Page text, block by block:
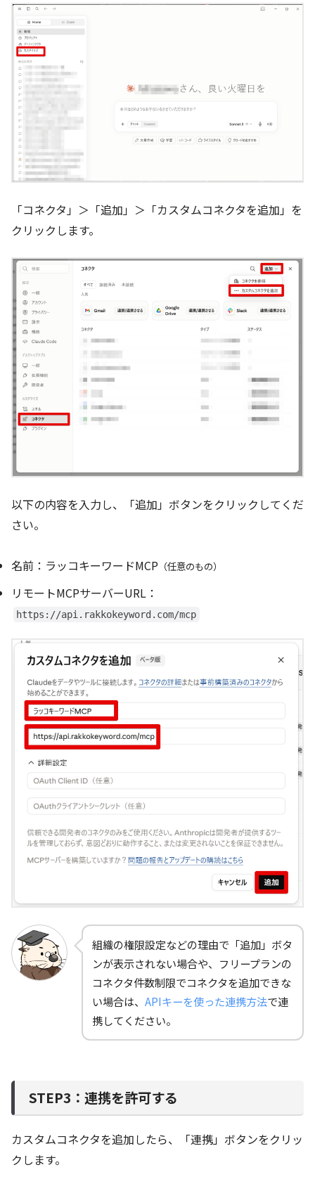
「コネクタ」＞「追加」＞「カスタムコネクタを追加」を
クリックします。
以下の内容を入力し、「追加」ボタンをクリックしてくだ
さい。
名前：ラッコキーワードMCP （任意のもの）
リモートMCPサーバーURL：
https://api.rakkokeyword.com/mcp
組織の権限設定などの理由で「追加」ボタ
ンが表示されない場合や、フリープランの
コネクタ件数制限でコネクタを追加できな
い場合は、 APIキーを使った連携方法で連
携してください。
STEP3：連携を許可する
カスタムコネクタを追加したら、「連携」ボタンをクリッ
クします。